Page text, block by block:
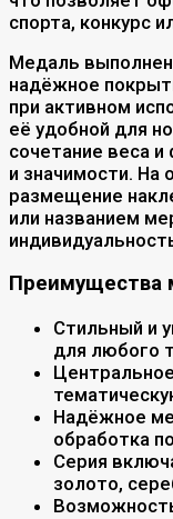
спорта, конкурс
Медаль
надёжное
при активном
её удобной для
сочетание веса
и значимости. На
размещение
или названием
Преимущества
Стильный и
для любого
Надёжное
обработка
Серия
золото,